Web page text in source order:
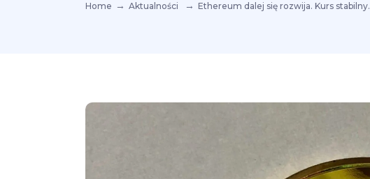
Home Aktualności Ethereum dalej się rozwija. Kurs stabilny.